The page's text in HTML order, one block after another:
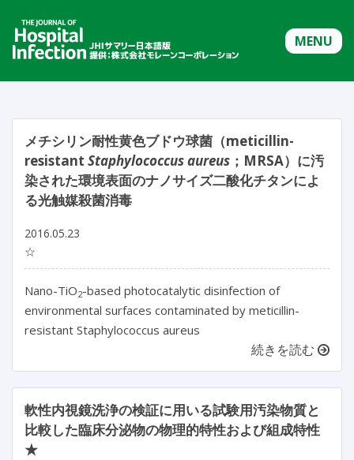
MENU
メチシリン耐性黄色ブドウ球菌（meticillin-
resistant Staphylococcus aureus ；MRSA）に汚
染された環境表面のナノサイズ二酸化チタンによ
る光触媒殺菌消毒
2016.05.23
☆
Nano-TiO2-based photocatalytic disinfection of
environmental surfaces contaminated by meticillin-
resistant Staphylococcus aureus
続きを読む
軟性内視鏡洗浄の検証に用いる試験用汚染物質と
比較した臨床分泌物の物理的特性および組成特性
★